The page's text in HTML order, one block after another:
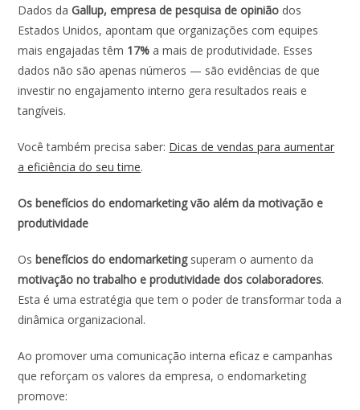
Dados daGallup, empresa de pesquisa de opinião dos
Estados Unidos, apontam que organizações com equipes
mais engajadas têm 17% a mais de produtividade. Esses
dados não são apenas números — são evidências de que
investir no engajamento interno gera resultados reais e
tangíveis.
Você também precisa saber: Dicas de vendas para aumentar
a eficiência do seu time.
Os benefícios do endomarketing vão além da motivação e
produtividade
Osbenefícios do endomarketingsuperam o aumento da
motivação no trabalho e produtividade dos colaboradores.
Esta é uma estratégia que tem o poder de transformar toda a
dinâmica organizacional.
Ao promover uma comunicação interna eficaz e campanhas
que reforçam os valores da empresa, o endomarketing
promove: